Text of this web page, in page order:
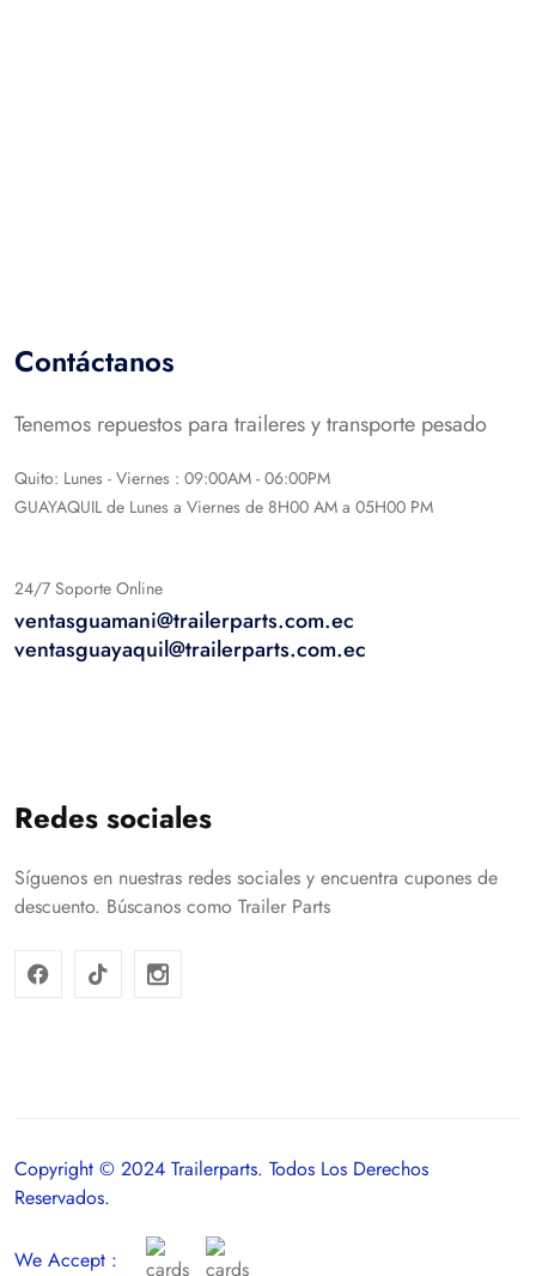
Contáctanos
Tenemos repuestos para traileres y transporte pesado
Quito: Lunes - Viernes : 09:00AM - 06:00PM
GUAYAQUIL de Lunes a Viernes de 8H00 AM a 05H00 PM
24/7 Soporte Online
ventasguamani@trailerparts.com.ec
ventasguayaquil@trailerparts.com.ec
Redes sociales
Síguenos en nuestras redes sociales y encuentra cupones de
descuento. Búscanos como Trailer Parts
Copyright © 2024 Trailerparts. Todos Los Derechos
Reservados.
We Accept :